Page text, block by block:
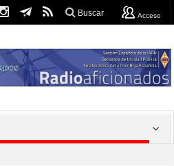
Buscar Acceso